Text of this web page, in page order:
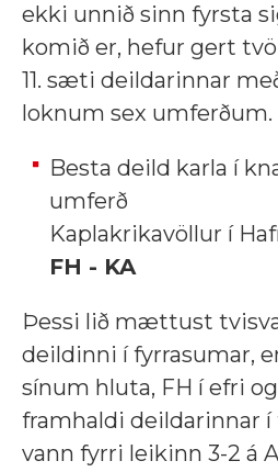
ekki unnið sinn fyrsta
komið er, hefur gert
11. sæti deildarinnar
loknum sex umferðum.
Besta deild karla í
umferð
Kaplakrikavöllur í
FH - KA
Þessi lið mættust
deildinni í fyrrasumar,
sínum hluta, FH í efri
framhaldi deildarinnar í
vann fyrri leikinn 3-2 á